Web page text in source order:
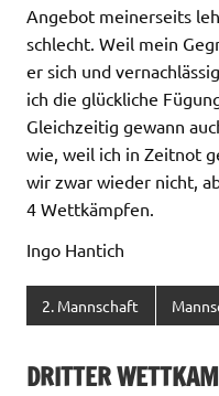
Angebot meinerseits
schlecht. Weil mein
er sich und
ich die glückliche
Gleichzeitig gewann
wie, weil ich in Zeitnot
wir zwar wieder nicht,
4 Wettkämpfen.
Ingo Hantich
2. Mannschaft
DRITTER